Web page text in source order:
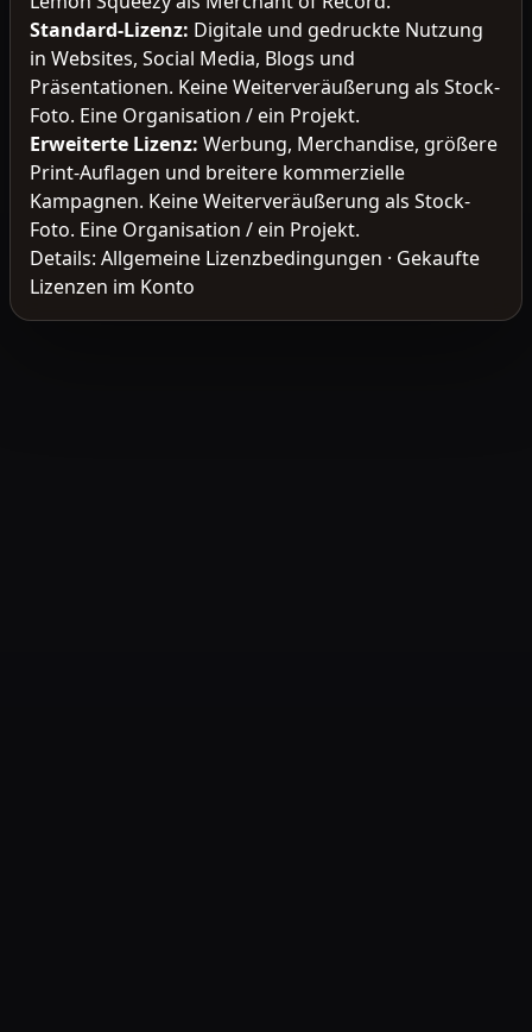
Standard-Lizenz: Digitale und gedruckte Nutzung
in Websites, Social Media, Blogs und
Präsentationen. Keine Weiterveräußerung als Stock-
Foto. Eine Organisation / ein Projekt.
Erweiterte Lizenz: Werbung, Merchandise, größere
Print-Auflagen und breitere kommerzielle
Kampagnen. Keine Weiterveräußerung als Stock-
Foto. Eine Organisation / ein Projekt.
Details: Allgemeine Lizenzbedingungen · Gekaufte
Lizenzen im Konto